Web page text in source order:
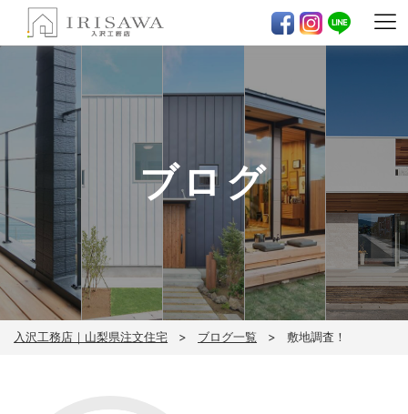
ブログ
入沢工務店｜山梨県注文住宅 ブログ一覧 敷地調査！